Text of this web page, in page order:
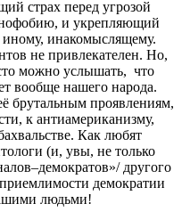
страх перед угрозой
и укрепляющий
иному, инакомыслящему.
не привлекателен. Но,
можно услышать, что
вообще нашего народа.
брутальным проявлениям,
к антиамериканизму,
Как любят
(и, увы, не только
другого
демократии
людьми!